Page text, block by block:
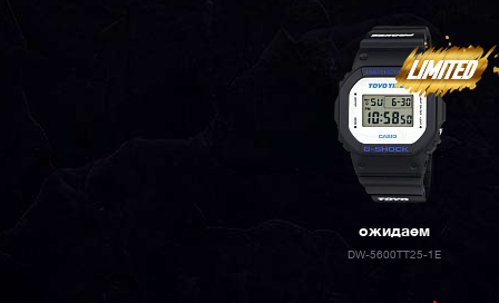
ожидаем
DW-5600TT25-1E